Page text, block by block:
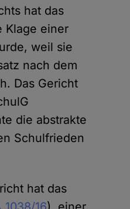
hat das
Klage einer
weil sie
nach dem
Das Gericht
die abstrakte
Schulfrieden
hat das